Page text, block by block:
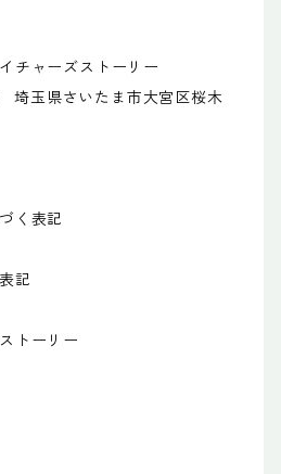
チャーズストーリー
玉県さいたま市大宮区桜木
く表記
記
トーリー